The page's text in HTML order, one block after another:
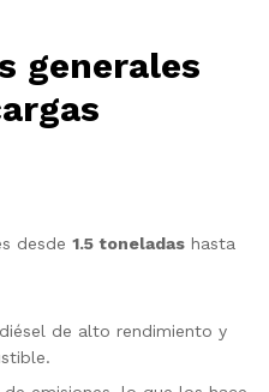
generales
desde 1.5 toneladas hasta
de alto rendimiento y